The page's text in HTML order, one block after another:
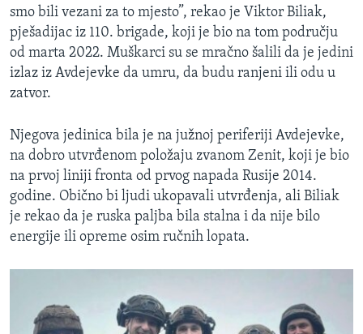
smo bili vezani za to mjesto”, rekao je Viktor Biliak,
pješadijac iz 110. brigade, koji je bio na tom području
od marta 2022. Muškarci su se mračno šalili da je jedini
izlaz iz Avdejevke da umru, da budu ranjeni ili odu u
zatvor.
Njegova jedinica bila je na južnoj periferiji Avdejevke,
na dobro utvrđenom položaju zvanom Zenit, koji je bio
na prvoj liniji fronta od prvog napada Rusije 2014.
godine. Obično bi ljudi ukopavali utvrđenja, ali Biliak
je rekao da je ruska paljba bila stalna i da nije bilo
energije ili opreme osim ručnih lopata.